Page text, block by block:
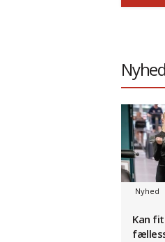
Nyhed
Kan